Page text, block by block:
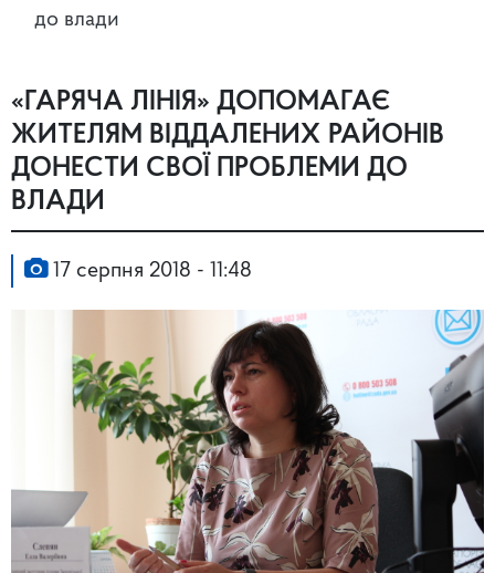
до влади
«ГАРЯЧА ЛІНІЯ» ДОПОМАГАЄ
ЖИТЕЛЯМ ВІДДАЛЕНИХ РАЙОНІВ
ДОНЕСТИ СВОЇ ПРОБЛЕМИ ДО
ВЛАДИ
17 серпня 2018 - 11:48